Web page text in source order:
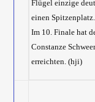
Flügel einzige
einen Spitzenplatz.
Im 10. Finale hat
Constanze
erreichten. (hji)